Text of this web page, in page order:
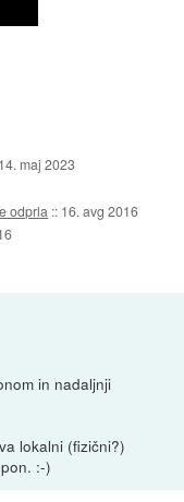
14. maj 2023
odprla :: 16. avg 2016
in nadaljnji
lokalni (fizični?)
:-)